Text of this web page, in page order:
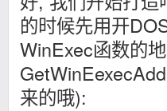
的时候先用开
WinExec函数的
来的哦):